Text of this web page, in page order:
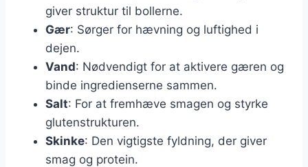
giver struktur til bollerne.
Gær: Sørger for hævning og luftighed i
dejen.
Vand: Nødvendigt for at aktivere gæren og
binde ingredienserne sammen.
Salt: For at fremhæve smagen og styrke
glutenstrukturen.
Skinke: Den vigtigste fyldning, der giver
smag og protein.